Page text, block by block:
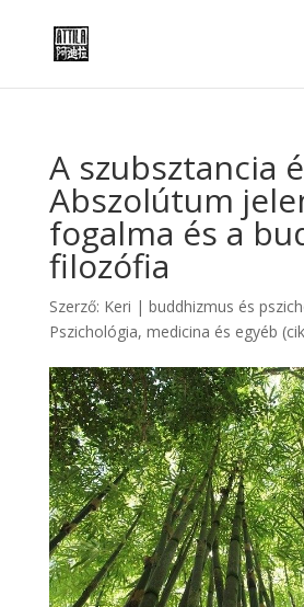
A szubsztancia
Abszolútum
fogalma és a
filozófia
Szerző: Keri | buddhizmus és
Pszichológia, medicina és egyéb